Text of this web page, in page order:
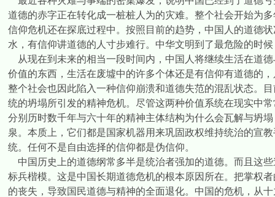
道德的赤字正在转化成一桩桩人为的灾难。整个社会开始为
信仰危机还在探底过程中。按照目前的趋势，中国人的道德
水，有信仰讲道德的人寸步难行。中华文明到了最危险的时
从现在到未来的相当一段时间内，中国人将继续生活在道
价值的东西，生活在废墟中的许多个体还是有信仰有道德的
整个社会也因此陷入一种信仰崩溃和道德失范的混乱状态。
统的坍塌所引发的精神危机。尽管这两种价值系统在现实中
分别历时数千年与六十年的精神主体结构为什么会瓦解与坍
泉。本质上，它们都是国家机器用来巩固政权维持统治的宣
统。任何不是自由选择的信仰都是伪信仰。
中国历史上的道德纲常多半是统治者强加的道德。而且这
标兵楷模。这是中国长期道德危机的根本原因所在。把掌权
的丧失，导致国民道德与精神的全面退化。中国的危机，从